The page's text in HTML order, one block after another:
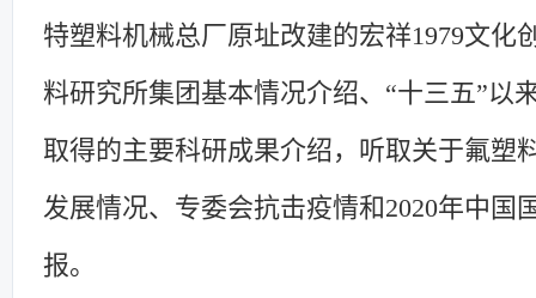
特塑料机械总厂原址改建的宏祥1979文化
料研究所集团基本情况介绍、“十三五”以
取得的主要科研成果介绍，听取关于氟塑
发展情况、专委会抗击疫情和2020年中国
报。